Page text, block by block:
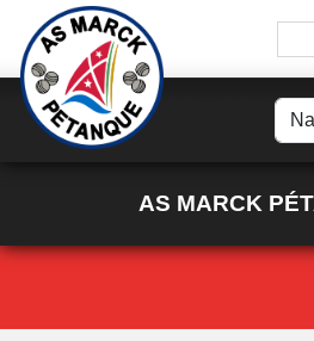
AS MARCK
Panneau de gestion des cookies